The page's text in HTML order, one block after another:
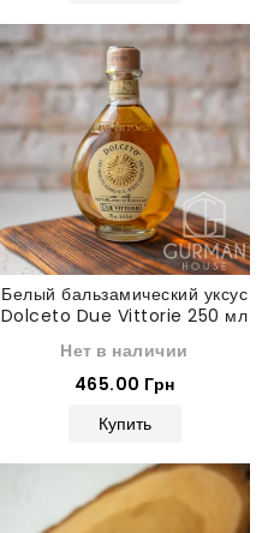
Белый бальзамический уксус
Dolceto Due Vittorie 250 мл
Нет в наличии
465.00 Грн
Купить